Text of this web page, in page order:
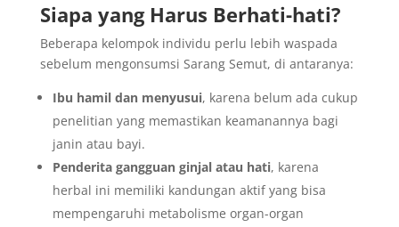
Siapa yang Harus Berhati-hati?
Beberapa kelompok individu perlu lebih waspada
sebelum mengonsumsi Sarang Semut, di antaranya:
Ibu hamil dan menyusui, karena belum ada cukup
penelitian yang memastikan keamanannya bagi
janin atau bayi.
Penderita gangguan ginjal atau hati, karena
herbal ini memiliki kandungan aktif yang bisa
mempengaruhi metabolisme organ-organ